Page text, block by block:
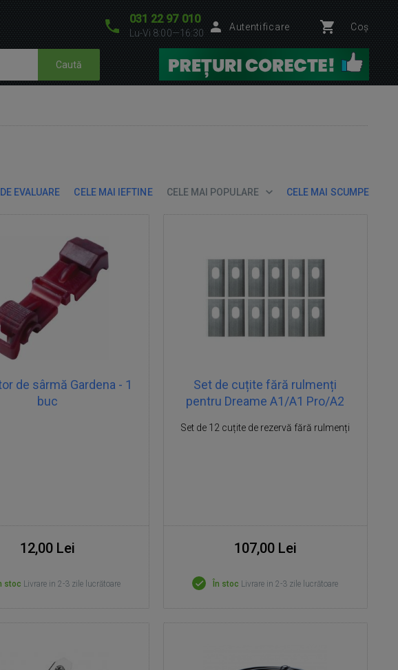
031 22 97 010
Lu-Vi 8:00—16:30
Autentificare Coș
Caută
EVALUARE CELE MAI IEFTINE CELE MAI POPULARE CELE MAI SCUMPE
de sârmă Gardena - 1
buc
12,00 Lei
stoc Livrare in 2-3 zile lucrătoare
Set de cuțite fără rulmenți
pentru Dreame A1/A1 Pro/A2
Set de 12 cuțite de rezervă fără rulmenți
107,00 Lei
În stoc Livrare in 2-3 zile lucrătoare